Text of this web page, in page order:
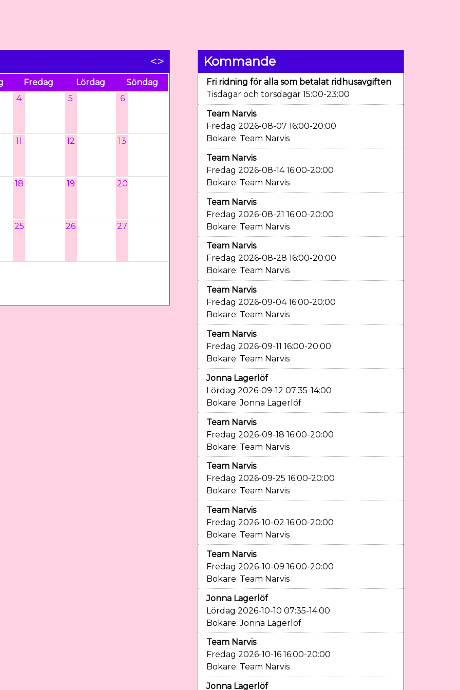
>
<
Fredag Lördag
Söndag
4 5 6
11 12 13
18 19 20
25 26 27
Kommande
Fri ridning för alla som betalat ridhusavgiften
Tisdagar och torsdagar 15:00-23:00
Team Narvis
Fredag 2026-08-07 16:00-20:00
Bokare: Team Narvis
Team Narvis
Fredag 2026-08-14 16:00-20:00
Bokare: Team Narvis
Team Narvis
Fredag 2026-08-21 16:00-20:00
Bokare: Team Narvis
Team Narvis
Fredag 2026-08-28 16:00-20:00
Bokare: Team Narvis
Team Narvis
Fredag 2026-09-04 16:00-20:00
Bokare: Team Narvis
Team Narvis
Fredag 2026-09-11 16:00-20:00
Bokare: Team Narvis
Jonna Lagerlöf
Lördag 2026-09-12 07:35-14:00
Bokare: Jonna Lagerlöf
Team Narvis
Fredag 2026-09-18 16:00-20:00
Bokare: Team Narvis
Team Narvis
Fredag 2026-09-25 16:00-20:00
Bokare: Team Narvis
Team Narvis
Fredag 2026-10-02 16:00-20:00
Bokare: Team Narvis
Team Narvis
Fredag 2026-10-09 16:00-20:00
Bokare: Team Narvis
Jonna Lagerlöf
Lördag 2026-10-10 07:35-14:00
Bokare: Jonna Lagerlöf
Team Narvis
Fredag 2026-10-16 16:00-20:00
Bokare: Team Narvis
Jonna Lagerlöf